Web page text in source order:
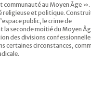
communauté au Moyen Âge ».
religieuse et politique.
public, le crime de
la seconde moitié du Moyen
des divisions
certaines circonstances,